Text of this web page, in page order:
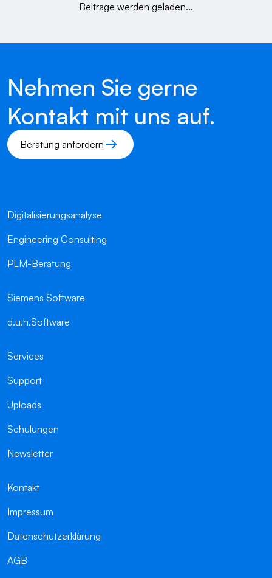
Beiträge werden geladen...
Nehmen Sie gerne
Kontakt mit uns auf.
Beratung anfordern
Digitalisierungsanalyse
Engineering Consulting
PLM-Beratung
Siemens Software
d.u.h.Software
Services
Support
Uploads
Schulungen
Newsletter
Kontakt
Impressum
Datenschutzerklärung
AGB